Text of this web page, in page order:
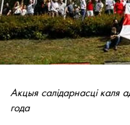
Акцыя салідарнасці каля
года